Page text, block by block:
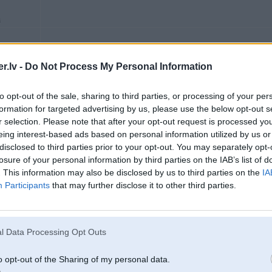
- Do Not Process My Personal Information
opt-out of the sale, sharing to third parties, or processing of your
for targeted advertising by us, please use the below opt-out
selection. Please note that after your opt-out request is processed
interest-based ads based on personal information utilized by us
to third parties prior to your opt-out. You may separately
of your personal information by third parties on the IAB’s list of
This information may also be disclosed by us to third parties on the
Participants that may further disclose it to other third parties.
Data Processing Opt Outs
opt-out of the Sharing of my personal data.
25 Mar 2016, 21:45:18@Kaross
rakstīja:
Domāju, ka varu palīdzēt, tikai jāzina par kādu kārbu runājam. Ir
saprogrammēt.
Kārba e90 6hp19 ja nekļūdos, n52 2005g
[ Šo ziņu laboja sera88, 25 Mar 2016, 22:33:26 ]
25 Mar 2016, 21:40:55 @-ATAMAH- rakstīja: